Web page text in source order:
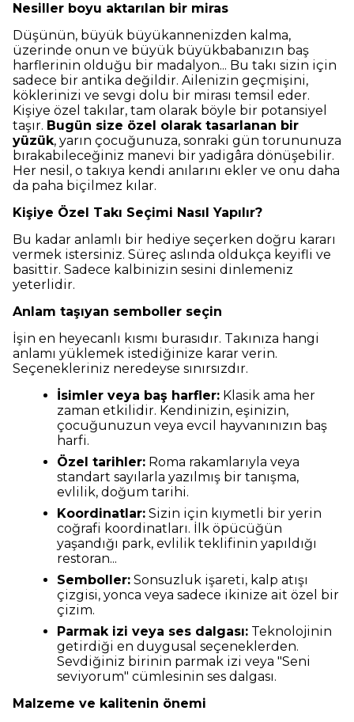
Nesiller boyu aktarılan bir miras
Düşünün, büyük büyükannenizden kalma,
üzerinde onun ve büyük büyükbabanızın baş
harflerinin olduğu bir madalyon... Bu takı sizin için
sadece bir antika değildir. Ailenizin geçmişini,
köklerinizi ve sevgi dolu bir mirası temsil eder.
Kişiye özel takılar, tam olarak böyle bir potansiyel
taşır. Bugün size özel olarak tasarlanan bir
yüzük, yarın çocuğunuza, sonraki gün torununuza
bırakabileceğiniz manevi bir yadigâra dönüşebilir.
Her nesil, o takıya kendi anılarını ekler ve onu daha
da paha biçilmez kılar.
Kişiye Özel Takı Seçimi Nasıl Yapılır?
Bu kadar anlamlı bir hediye seçerken doğru kararı
vermek istersiniz. Süreç aslında oldukça keyifli ve
basittir. Sadece kalbinizin sesini dinlemeniz
yeterlidir.
Anlam taşıyan semboller seçin
İşin en heyecanlı kısmı burasıdır. Takınıza hangi
anlamı yüklemek istediğinize karar verin.
Seçenekleriniz neredeyse sınırsızdır.
İsimler veya baş harfler: Klasik ama her
zaman etkilidir. Kendinizin, eşinizin,
çocuğunuzun veya evcil hayvanınızın baş
harfi.
Özel tarihler: Roma rakamlarıyla veya
standart sayılarla yazılmış bir tanışma,
evlilik, doğum tarihi.
Koordinatlar: Sizin için kıymetli bir yerin
coğrafi koordinatları. İlk öpücüğün
yaşandığı park, evlilik teklifinin yapıldığı
restoran...
Semboller: Sonsuzluk işareti, kalp atışı
çizgisi, yonca veya sadece ikinize ait özel bir
çizim.
Parmak izi veya ses dalgası: Teknolojinin
getirdiği en duygusal seçeneklerden.
Sevdiğiniz birinin parmak izi veya "Seni
seviyorum" cümlesinin ses dalgası.
Malzeme ve kalitenin önemi